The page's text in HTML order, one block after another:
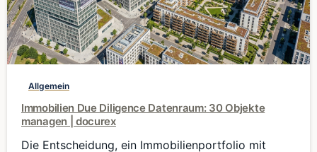
0
Allgemein
Immobilien Due Diligence Datenraum: 30 Objekte
managen | docurex
Die Entscheidung, ein Immobilienportfolio mit